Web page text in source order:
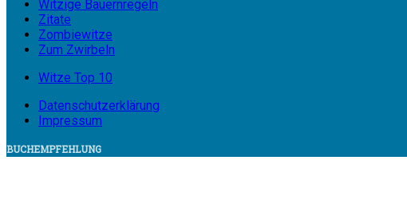
Witzige Bauernregeln
Zitate
Zombiewitze
Zum Zwirbeln
Witze Top 10
Datenschutzerklärung
Impressum
BUCHEMPFEHLUNG